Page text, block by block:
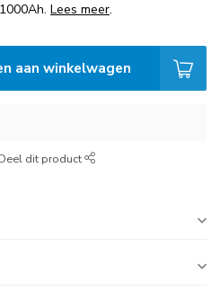
Lees meer.
aan winkelwagen
Deel dit product